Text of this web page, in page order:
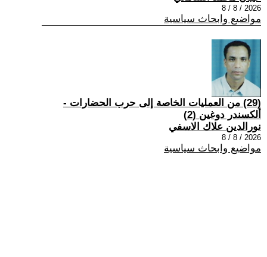
2026 / 8 / 8
مواضيع وابحاث سياسية
(29) من العمليات الخاصة إلى حرب الحضارات -
ألكسندر دوغين (2)
نورالدين علاك الاسفي
2026 / 8 / 8
مواضيع وابحاث سياسية